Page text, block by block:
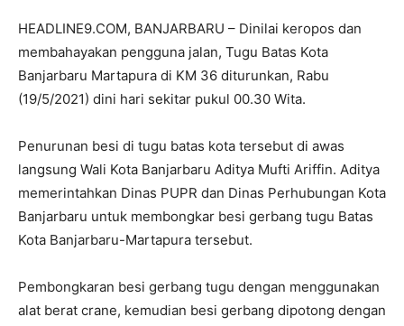
HEADLINE9.COM, BANJARBARU – Dinilai keropos dan
membahayakan pengguna jalan, Tugu Batas Kota
Banjarbaru Martapura di KM 36 diturunkan, Rabu
(19/5/2021) dini hari sekitar pukul 00.30 Wita.
Penurunan besi di tugu batas kota tersebut di awas
langsung Wali Kota Banjarbaru Aditya Mufti Ariffin. Aditya
memerintahkan Dinas PUPR dan Dinas Perhubungan Kota
Banjarbaru untuk membongkar besi gerbang tugu Batas
Kota Banjarbaru-Martapura tersebut.
Pembongkaran besi gerbang tugu dengan menggunakan
alat berat crane, kemudian besi gerbang dipotong dengan